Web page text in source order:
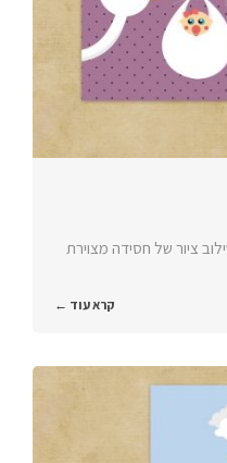
ציור של חסידה מצוירת
קרא עוד ←